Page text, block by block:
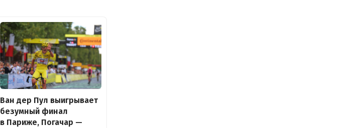
Ван дер Пул выигрывает
безумный финал
в Париже, Погачар —